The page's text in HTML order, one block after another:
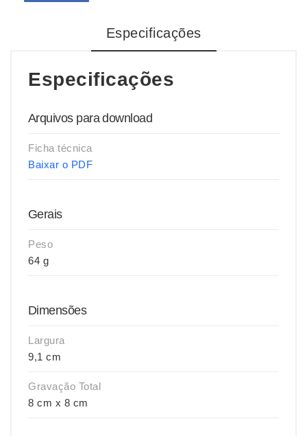
Especificações
Especificações
Arquivos para download
Ficha técnica
Baixar o PDF
Gerais
Peso
64 g
Dimensões
Largura
9,1 cm
Gravação Total
8 cm x 8 cm